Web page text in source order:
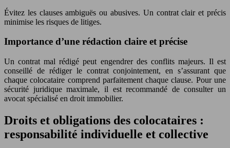
Évitez les clauses ambiguës ou abusives. Un contrat clair et précis
minimise les risques de litiges.
Importance d’une rédaction claire et précise
Un contrat mal rédigé peut engendrer des conflits majeurs. Il est
conseillé de rédiger le contrat conjointement, en s’assurant que
chaque colocataire comprend parfaitement chaque clause. Pour une
sécurité juridique maximale, il est recommandé de consulter un
avocat spécialisé en droit immobilier.
Droits et obligations des colocataires :
responsabilité individuelle et collective